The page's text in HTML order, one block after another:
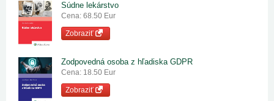
Súdne lekárstvo
Cena: 68.50 Eur
Zobraziť
Zodpovedná osoba z hľadiska GDPR
Cena: 18.50 Eur
Zobraziť